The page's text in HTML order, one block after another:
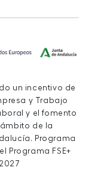
un incentivo de
y Trabajo
y el fomento
de la
Programa
Programa FSE+